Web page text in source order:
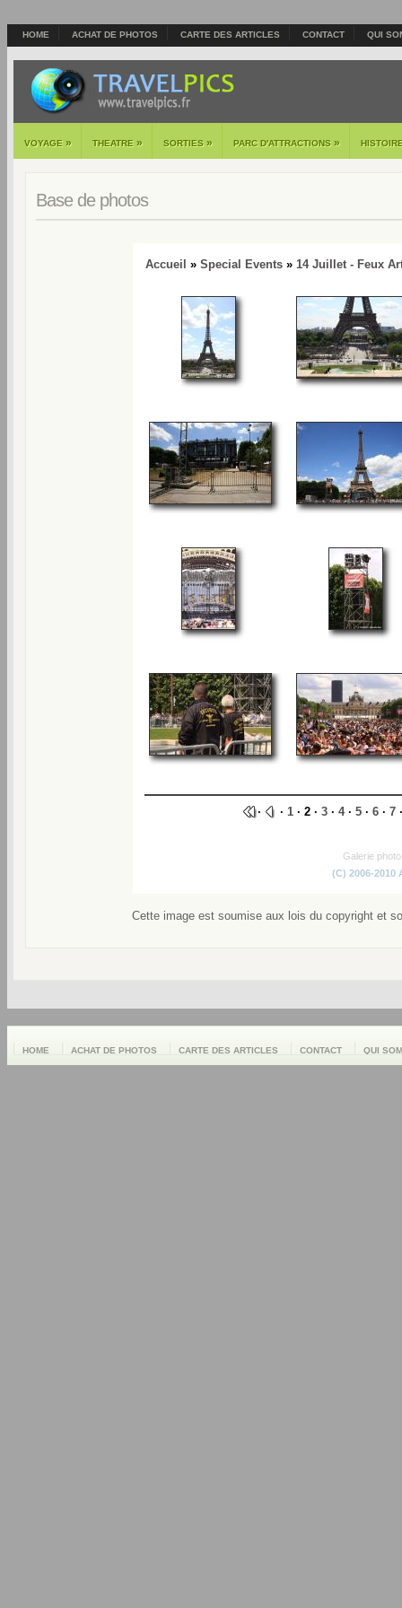
HOME ACHAT DE PHOTOS CARTE DES ARTICLES CONTACT QUI
VOYAGE » THEATRE » SORTIES » PARC D'ATTRACTIONS »
Base de photos
Accueil » Special Events» 14 Juillet - Feux
· · 1· 2 · 3· 4· 5· 6· 7
Galerie
(C) 2006-2010
Cette image est soumise aux lois du copyright et
HOME ACHAT DE PHOTOS CARTE DES ARTICLES CONTACT QUI